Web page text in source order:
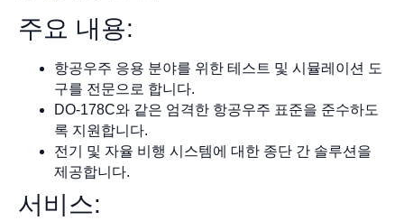
주요 내용:
항공우주 응용 분야를 위한 테스트 및 시뮬레이션 도
구를 전문으로 합니다.
DO-178C와 같은 엄격한 항공우주 표준을 준수하도
록 지원합니다.
전기 및 자율 비행 시스템에 대한 종단 간 솔루션을
제공합니다.
서비스: